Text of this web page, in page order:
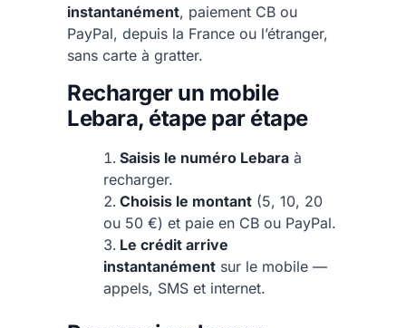
instantanément, paiement CB ou
PayPal, depuis la France ou l’étranger,
sans carte à gratter.
Recharger un mobile
Lebara, étape par étape
Saisis le numéro Lebara à
recharger.
Choisis le montant (5, 10, 20
ou 50 €) et paie en CB ou PayPal.
Le crédit arrive
instantanément sur le mobile —
appels, SMS et internet.